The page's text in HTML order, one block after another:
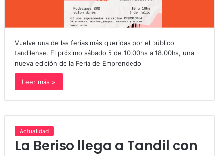
Vuelve una de las ferias más queridas por el público
tandilense. El próximo sábado 5 de 10.00hs a 18.00hs, una
nueva edición de la Feria de Emprendedo
Leer más »
Actualidad
La Beriso llega a Tandil con